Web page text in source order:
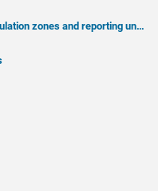
zones and reporting units